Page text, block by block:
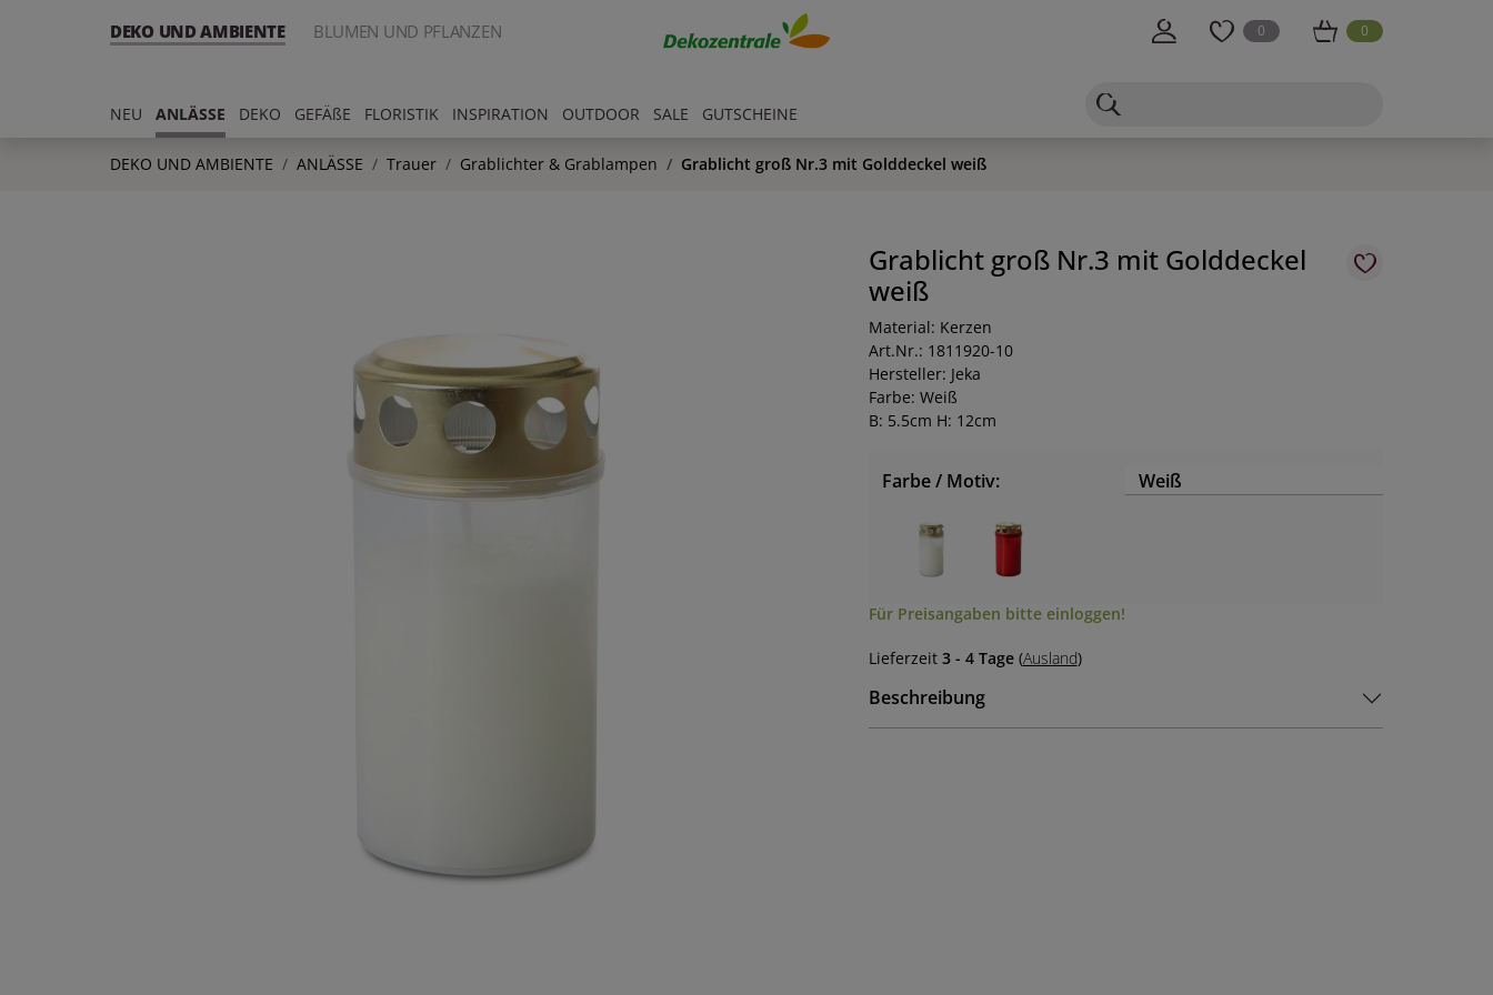
DEKO UND AMBIENTE BLUMEN UND PFLANZEN 0 0
NEU ANLÄSSE DEKO GEFÄßE FLORISTIK INSPIRATION OUTDOOR SALE GUTSCHEINE
DEKO UND AMBIENTE ANLÄSSE Trauer Grablichter & Grablampen Grablicht groß Nr.3 mit Golddeckel weiß
Grablicht groß Nr.3 mit Golddeckel
weiß
Material: Kerzen
Art.Nr.: 1811920-10
Hersteller: Jeka
Farbe: Weiß
B: 5.5cm H: 12cm
Farbe / Motiv: Weiß
Für Preisangaben bitte einloggen!
Lieferzeit 3 - 4 Tage(Ausland)
Beschreibung